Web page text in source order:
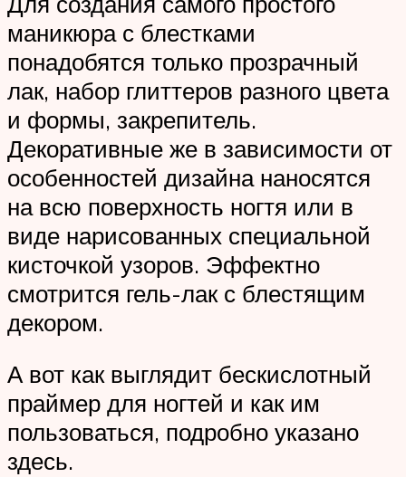
маникюра с блестками
понадобятся только прозрачный
лак, набор глиттеров разного цвета
и формы, закрепитель.
Декоративные же в зависимости от
особенностей дизайна наносятся
на всю поверхность ногтя или в
виде нарисованных специальной
кисточкой узоров. Эффектно
смотрится гель-лак с блестящим
декором.
А вот как выглядит бескислотный
праймер для ногтей и как им
пользоваться, подробно указано
здесь.